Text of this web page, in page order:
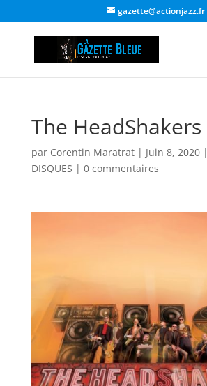
gazette@actionjazz.fr
The HeadShakers
par Corentin Maratrat| Juin 8, 2020|
DISQUES | 0 commentaires